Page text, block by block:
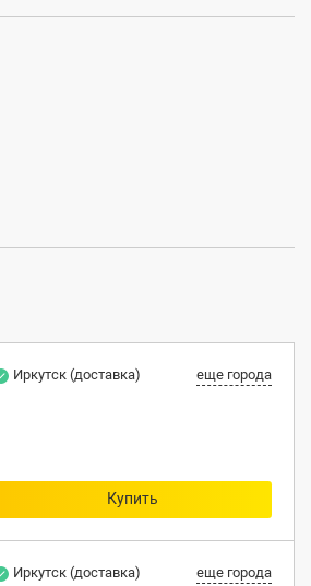
Иркутск (доставка) еще города
Купить
Иркутск (доставка) еще города